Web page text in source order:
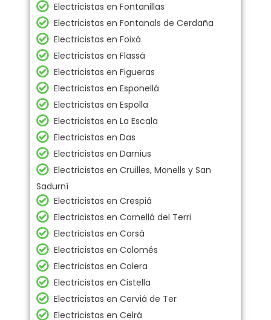
Electricistas en Fontanillas
Electricistas en Fontanals de Cerdaña
Electricistas en Foixá
Electricistas en Flassá
Electricistas en Figueras
Electricistas en Esponellá
Electricistas en Espolla
Electricistas en La Escala
Electricistas en Das
Electricistas en Darnius
Electricistas en Cruilles, Monells y San
Sadurní
Electricistas en Crespiá
Electricistas en Cornellá del Terri
Electricistas en Corsá
Electricistas en Colomés
Electricistas en Colera
Electricistas en Cistella
Electricistas en Cerviá de Ter
Electricistas en Celrá